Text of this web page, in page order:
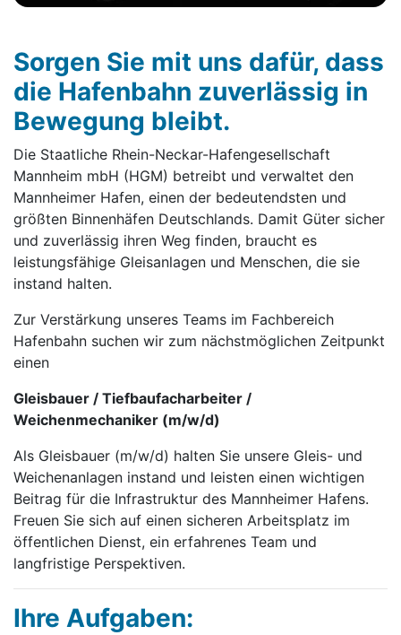
Sorgen Sie mit uns dafür, dass
die Hafenbahn zuverlässig in
Bewegung bleibt.
Die Staatliche Rhein-Neckar-Hafengesellschaft
Mannheim mbH (HGM) betreibt und verwaltet den
Mannheimer Hafen, einen der bedeutendsten und
größten Binnenhäfen Deutschlands. Damit Güter sicher
und zuverlässig ihren Weg finden, braucht es
leistungsfähige Gleisanlagen und Menschen, die sie
instand halten.
Zur Verstärkung unseres Teams im Fachbereich
Hafenbahn suchen wir zum nächstmöglichen Zeitpunkt
einen
Gleisbauer / Tiefbaufacharbeiter /
Weichenmechaniker (m/w/d)
Als Gleisbauer (m/w/d) halten Sie unsere Gleis- und
Weichenanlagen instand und leisten einen wichtigen
Beitrag für die Infrastruktur des Mannheimer Hafens.
Freuen Sie sich auf einen sicheren Arbeitsplatz im
öffentlichen Dienst, ein erfahrenes Team und
langfristige Perspektiven.
Ihre Aufgaben: